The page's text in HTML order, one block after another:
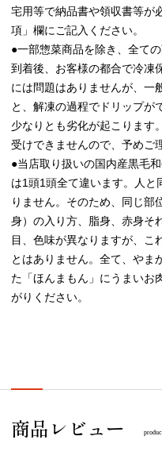
宅用等で納品書や領収書等が
項」欄にご記入ください。
●一部惣菜商品を除き、全て
到着後、お客様の都合で冷凍
には問題はありませんが、一
と、解凍の過程でドリップが
少なりとも劣化が起こります
受けできませんので、予めご
●当店取り扱いの国内産黒毛
は1頭1頭全て違います。人と
りません。そのため、同じ部
身）の入り方、脂身、赤身そ
目、色味が異なりますが、こ
とはありません。全て、やま
た「ほんまもん」にうまいお
がりください。
商品レビュー